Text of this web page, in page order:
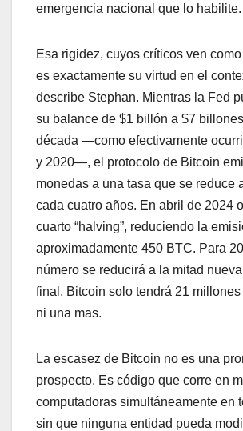
emergencia nacional que lo habilite.
Esa rigidez, cuyos críticos ven
es exactamente su virtud en el
describe Stephan. Mientras la Fed
su balance de $1 billón a $7
década —como efectivamente
y 2020—, el protocolo de Bitcoin
monedas a una tasa que se reduce
cada cuatro años. En abril de 2024
cuarto “halving”, reduciendo la
aproximadamente 450 BTC. Para
número se reducirá a la mitad
final, Bitcoin solo tendrá 21
ni una mas.
La escasez de Bitcoin no es una
prospecto. Es código que corre en
computadoras simultáneamente en
sin que ninguna entidad pueda